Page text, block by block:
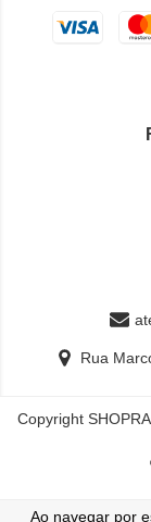
Ao navegar por
Rua
Copyright